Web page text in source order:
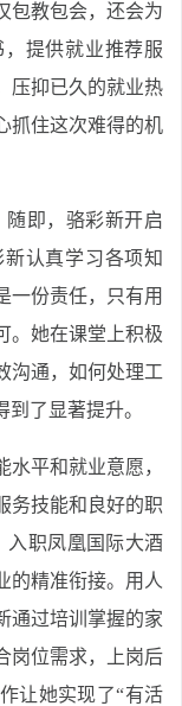
包教包会，还会为
提供就业推荐服
压抑已久的就业热
抓住这次难得的机
即，骆彩新开启
认真学习各项知
一份责任，只有用
。她在课堂上积极
沟通，如何处理工
了显著提升。
平和就业意愿，
务技能和良好的职
入职凤凰国际大酒
的精准衔接。用人
通过培训掌握的家
岗位需求，上岗后
让她实现了“有活